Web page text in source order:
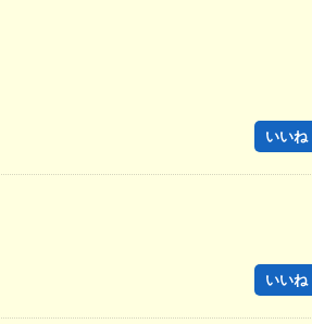
いいね
いいね